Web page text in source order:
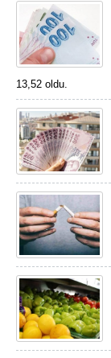
13,52 oldu.